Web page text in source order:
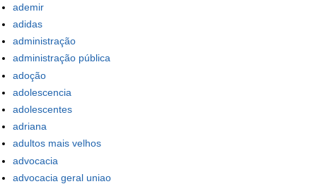
ademir
adidas
administração
administração pública
adoção
adolescencia
adolescentes
adriana
adultos mais velhos
advocacia
advocacia geral uniao